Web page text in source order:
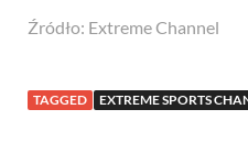
Źródło: Extreme Channel
TAGGED EXTREME SPORTS